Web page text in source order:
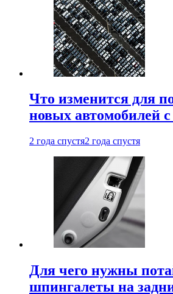
Что изменится для
новых автомобилей
2 года спустя2 года спустя
Для чего нужны
шпингалеты на